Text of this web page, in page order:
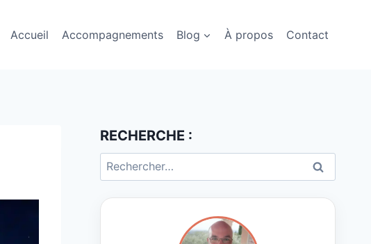
Accueil Accompagnements Blog À propos Contact
RECHERCHE :
Rechercher :